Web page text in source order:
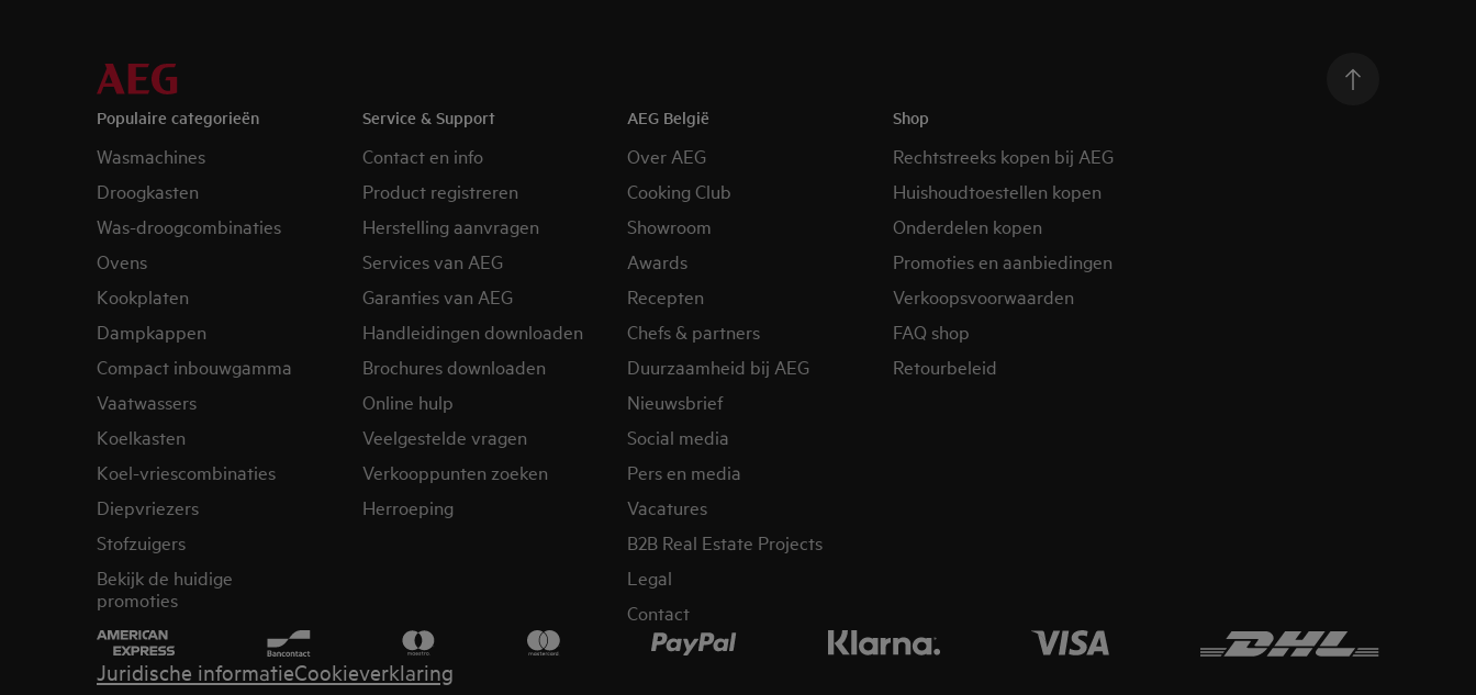
Populaire categorieën
Wasmachines
Droogkasten
Was-droogcombinaties
Ovens
Kookplaten
Dampkappen
Compact inbouwgamma
Vaatwassers
Koelkasten
Koel-vriescombinaties
Diepvriezers
Stofzuigers
Bekijk de huidige
promoties
Service & Support
Contact en info
Product registreren
Herstelling aanvragen
Services van AEG
Garanties van AEG
Handleidingen downloaden
Brochures downloaden
Online hulp
Veelgestelde vragen
Verkooppunten zoeken
Herroeping
AEG België
Over AEG
Cooking Club
Showroom
Awards
Recepten
Chefs & partners
Duurzaamheid bij AEG
Nieuwsbrief
Social media
Pers en media
Vacatures
B2B Real Estate Projects
Legal
Contact
Shop
Rechtstreeks kopen bij AEG
Huishoudtoestellen kopen
Onderdelen kopen
Promoties en aanbiedingen
Verkoopsvoorwaarden
FAQ shop
Retourbeleid​
Juridische informatieCookieverklaring